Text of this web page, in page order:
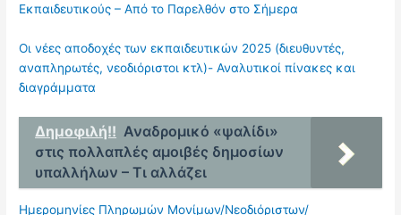
Εκπαιδευτικούς – Από το Παρελθόν στο Σήμερα
Οι νέες αποδοχές των εκπαιδευτικών 2025 (διευθυντές,
αναπληρωτές, νεοδιόριστοι κτλ)- Αναλυτικοί πίνακες και
διαγράμματα
Δημοφιλή!! Αναδρομικό «ψαλίδι»
στις πολλαπλές αμοιβές δημοσίων
υπαλλήλων – Τι αλλάζει
Ημερομηνίες Πληρωμών Μονίμων/Νεοδιόριστων/